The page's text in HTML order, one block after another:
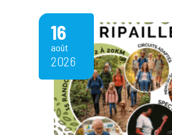
16
août
2026